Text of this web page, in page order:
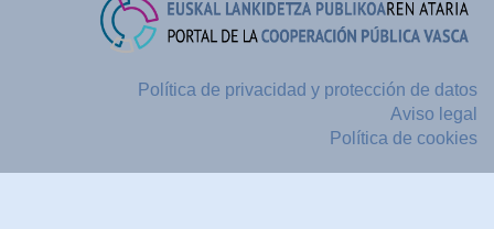
Política de privacidad y protección de datos
Aviso legal
Política de cookies